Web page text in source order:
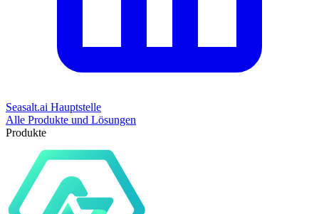
Seasalt.ai Hauptstelle
Alle Produkte und Lösungen
Produkte